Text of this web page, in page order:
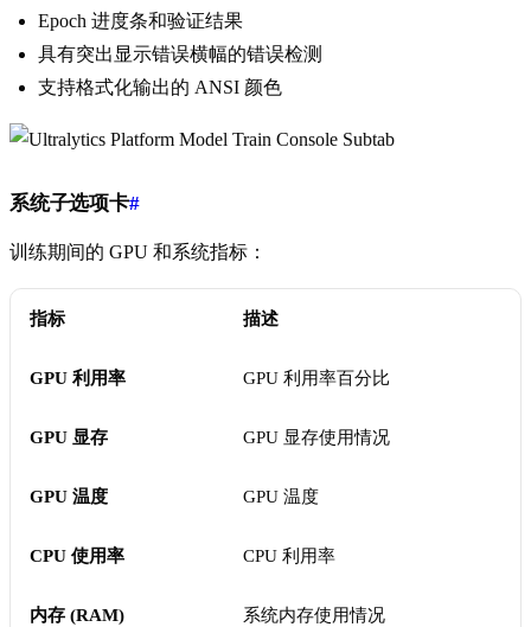
Epoch 进度条和验证结果
具有突出显示错误横幅的错误检测
支持格式化输出的 ANSI 颜色
系统子选项卡#
训练期间的 GPU 和系统指标：
指标 描述
GPU 利用率 GPU 利用率百分比
GPU 显存 GPU 显存使用情况
GPU 温度 GPU 温度
CPU 使用率 CPU 利用率
内存 (RAM) 系统内存使用情况